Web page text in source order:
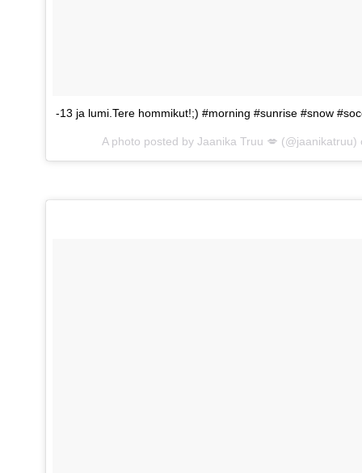
-13 ja lumi.Tere hommikut!;) #morning #sunrise #snow
A photo posted by Jaanika Truu 💋